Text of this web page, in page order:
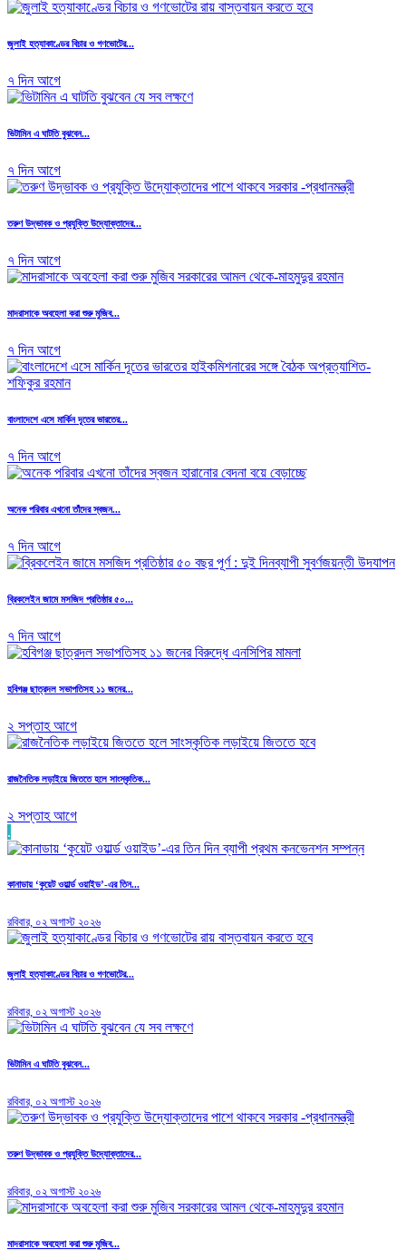
জুলাই হত্যাকাণ্ডের বিচার ও গণভোটের...
৭ দিন আগে
ভিটামিন এ ঘাটতি বুঝবেন...
৭ দিন আগে
তরুণ উদ্ভাবক ও প্রযুক্তি উদ্যোক্তাদের...
৭ দিন আগে
মাদরাসাকে অবহেলা করা শুরু মুজিব...
৭ দিন আগে
বাংলাদেশে এসে মার্কিন দূতের ভারতের...
৭ দিন আগে
অনেক পরিবার এখনো তাঁদের স্বজন...
৭ দিন আগে
ব্রিকলেইন জামে মসজিদ প্রতিষ্ঠার ৫০...
৭ দিন আগে
হবিগঞ্জ ছাত্রদল সভাপতিসহ ১১ জনের...
২ সপ্তাহ আগে
রাজনৈতিক লড়াইয়ে জিততে হলে সাংস্কৃতিক...
২ সপ্তাহ আগে
.
কানাডায় ‘কুয়েট ওয়ার্ল্ড ওয়াইড’-এর তিন...
রবিবার, ০২ অগাস্ট ২০২৬
জুলাই হত্যাকাণ্ডের বিচার ও গণভোটের...
রবিবার, ০২ অগাস্ট ২০২৬
ভিটামিন এ ঘাটতি বুঝবেন...
রবিবার, ০২ অগাস্ট ২০২৬
তরুণ উদ্ভাবক ও প্রযুক্তি উদ্যোক্তাদের...
রবিবার, ০২ অগাস্ট ২০২৬
মাদরাসাকে অবহেলা করা শুরু মুজিব...